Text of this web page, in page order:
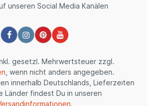
unseren Social Media Kanälen
gesetzl. Mehrwertsteuer zzgl.
, wenn nicht anders angegeben.
innerhalb Deutschlands, Lieferzeiten
Länder findest Du in unseren
.